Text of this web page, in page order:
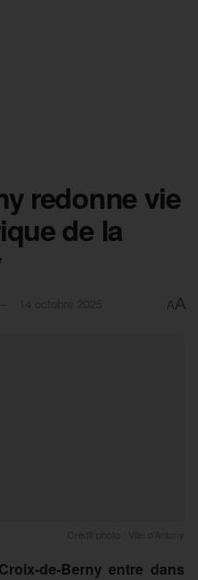
redonne vie
de la
AA
de-Berny entre dans